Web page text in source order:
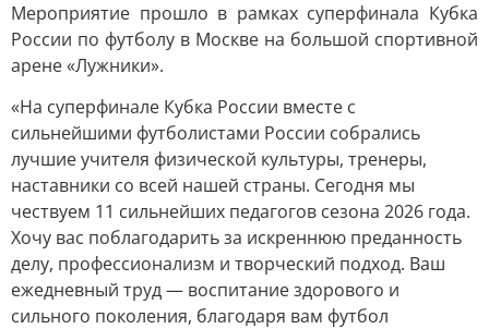
Мероприятие прошло в рамках суперфинала Кубка
России по футболу в Москве на большой спортивной
арене «Лужники».
«На суперфинале Кубка России вместе с
сильнейшими футболистами России собрались
лучшие учителя физической культуры, тренеры,
наставники со всей нашей страны. Сегодня мы
чествуем 11 сильнейших педагогов сезона 2026 года.
Хочу вас поблагодарить за искреннюю преданность
делу, профессионализм и творческий подход. Ваш
ежедневный труд — воспитание здорового и
сильного поколения, благодаря вам футбол